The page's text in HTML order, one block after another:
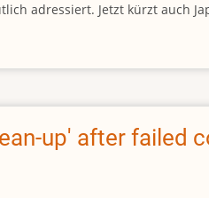
adressiert. Jetzt kürzt auch
up' after failed